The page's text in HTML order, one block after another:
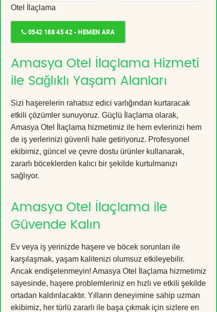
Otel İlaçlama
0542 188 45 42 - HEMEN ARA
Amasya Otel İlaçlama Hizmeti
ile Sağlıklı Yaşam Alanları
Sizi haşerelerin rahatsız edici varlığından kurtaracak
etkili çözümler sunuyoruz. Güçlü İlaçlama olarak,
Amasya Otel İlaçlama hizmetimiz ile hem evlerinizi hem
de iş yerlerinizi güvenli hale getiriyoruz. Profesyonel
ekibimiz, güncel ve çevre dostu ürünler kullanarak,
zararlı böceklerden kalıcı bir şekilde kurtulmanızı
sağlıyor.
Amasya Otel İlaçlama ile
Güvende Kalın
Ev veya iş yerinizde haşere ve böcek sorunları ile
karşılaşmak, yaşam kalitenizi olumsuz etkileyebilir.
Ancak endişelenmeyin! Amasya Otel İlaçlama hizmetimiz
sayesinde, haşere problemleriniz en hızlı ve etkili şekilde
ortadan kaldırılacaktır. Yılların deneyimine sahip uzman
ekibimiz, her türlü zararlı ile başa çıkmak için sizlere en